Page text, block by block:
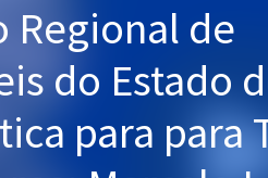
Regional de
do Estado
para para